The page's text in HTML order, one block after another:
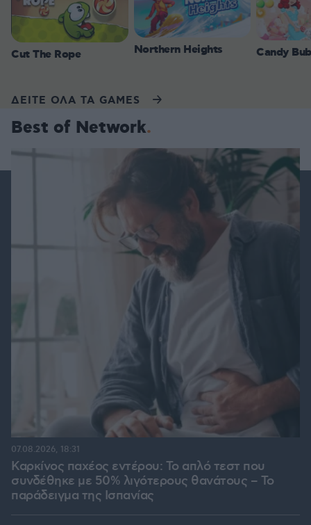
Cut The Rope Northern Heights Candy
ΔΕΙΤΕ ΟΛΑ ΤΑ GAMES
Best of Network
Καρκίνος παχέος εντέρου: Το απλό τεστ που
συνδέθηκε με 50% λιγότερους θανάτους – Το
παράδειγμα της Ισπανίας
07.08.2026, 18:31